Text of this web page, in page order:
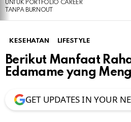
UNTUK PORTFOLIO CAREER
TANPA BURNOUT
KESEHATAN LIFESTYLE
Berikut Manfaat
Edamame yang
GET UPDATES IN YOUR